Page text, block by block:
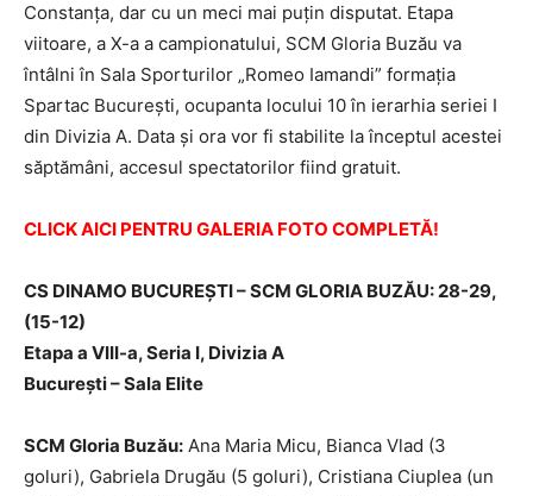
Constanţa, dar cu un meci mai puţin disputat. Etapa
viitoare, a X-a a campionatului, SCM Gloria Buzău va
întâlni în Sala Sporturilor „Romeo Iamandi” formaţia
Spartac Bucureşti, ocupanta locului 10 în ierarhia seriei I
din Divizia A. Data şi ora vor fi stabilite la începtul acestei
săptămâni, accesul spectatorilor fiind gratuit.
CLICK AICI PENTRU GALERIA FOTO COMPLETĂ!
CS DINAMO BUCUREŞTI – SCM GLORIA BUZĂU: 28-29,
(15-12)
Etapa a VIII-a, Seria I, Divizia A
Bucureşti – Sala Elite
SCM Gloria Buzău: Ana Maria Micu, Bianca Vlad (3
goluri), Gabriela Drugău (5 goluri), Cristiana Ciuplea (un